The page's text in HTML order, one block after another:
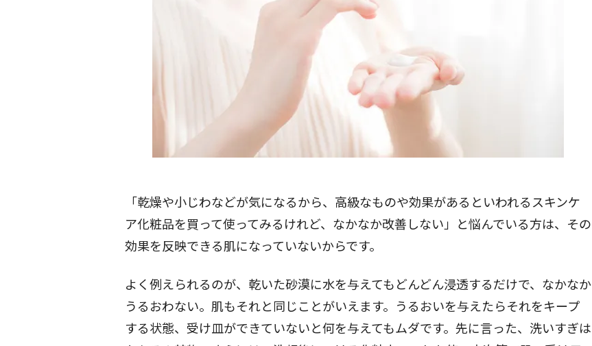
「乾燥や小じわなどが気になるから、高級なものや効果があるといわれるスキンケ
ア化粧品を買って使ってみるけれど、なかなか改善しない」と悩んでいる方は、その
効果を反映できる肌になっていないからです。
よく例えられるのが、乾いた砂漠に水を与えてもどんどん浸透するだけで、なかなか
うるおわない。肌もそれと同じことがいえます。うるおいを与えたらそれをキープ
する状態、受け皿ができていないと何を与えてもムダです。先に言った、洗いすぎは